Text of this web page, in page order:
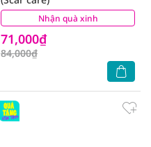
Nhận quà xinh
71,000₫
84,000₫
(14)